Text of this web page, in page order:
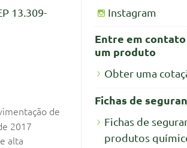
13.309-
de
2017
alta
Instagram
Entre em
um produto
Obter uma
Fichas de
Fichas de
produtos